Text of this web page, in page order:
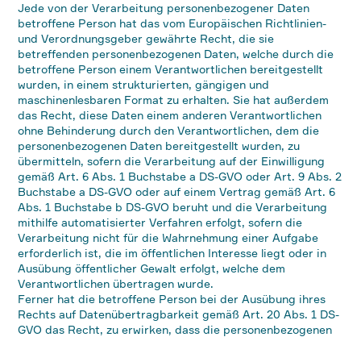
Jede von der Verarbeitung personenbezogener Daten
betroffene Person hat das vom Europäischen Richtlinien-
und Verordnungsgeber gewährte Recht, die sie
betreffenden personenbezogenen Daten, welche durch die
betroffene Person einem Verantwortlichen bereitgestellt
wurden, in einem strukturierten, gängigen und
maschinenlesbaren Format zu erhalten. Sie hat außerdem
das Recht, diese Daten einem anderen Verantwortlichen
ohne Behinderung durch den Verantwortlichen, dem die
personenbezogenen Daten bereitgestellt wurden, zu
übermitteln, sofern die Verarbeitung auf der Einwilligung
gemäß Art. 6 Abs. 1 Buchstabe a DS-GVO oder Art. 9 Abs. 2
Buchstabe a DS-GVO oder auf einem Vertrag gemäß Art. 6
Abs. 1 Buchstabe b DS-GVO beruht und die Verarbeitung
mithilfe automatisierter Verfahren erfolgt, sofern die
Verarbeitung nicht für die Wahrnehmung einer Aufgabe
erforderlich ist, die im öffentlichen Interesse liegt oder in
Ausübung öffentlicher Gewalt erfolgt, welche dem
Verantwortlichen übertragen wurde.
Ferner hat die betroffene Person bei der Ausübung ihres
Rechts auf Datenübertragbarkeit gemäß Art. 20 Abs. 1 DS-
GVO das Recht, zu erwirken, dass die personenbezogenen